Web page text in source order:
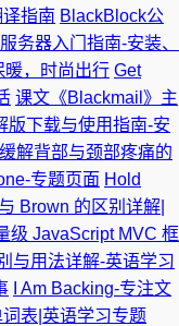
指南 BlackBlock公
务器入门指南-安装、
暖，时尚出行 Get
课文《Blackmail》主
版下载与使用指南-安
解背部与颈部疼痛的
专题页面 Hold
Brown 的区别详解|
级 JavaScript MVC 框
与用法详解-英语学习
I Am Backing-专注文
表|英语学习专题